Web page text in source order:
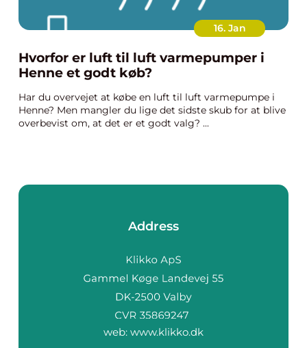
16. Jan
Hvorfor er luft til luft varmepumper i
Henne et godt køb?
Har du overvejet at købe en luft til luft varmepumpe i
Henne? Men mangler du lige det sidste skub for at blive
overbevist om, at det er et godt valg? ...
Address
web: www.klikko.dk